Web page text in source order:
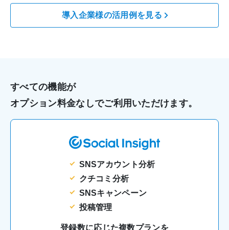
導入企業様の活用例を見る
すべての機能が
オプション料金なしでご利用いただけます。
SNSアカウント分析
クチコミ分析
SNSキャンペーン
投稿管理
登録数に応じた複数プランを